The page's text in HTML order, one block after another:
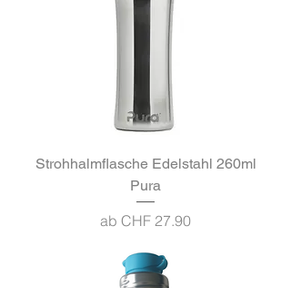
Strohhalmflasche Edelstahl 260ml
Pura
ab CHF 27.90
Sale-Preis